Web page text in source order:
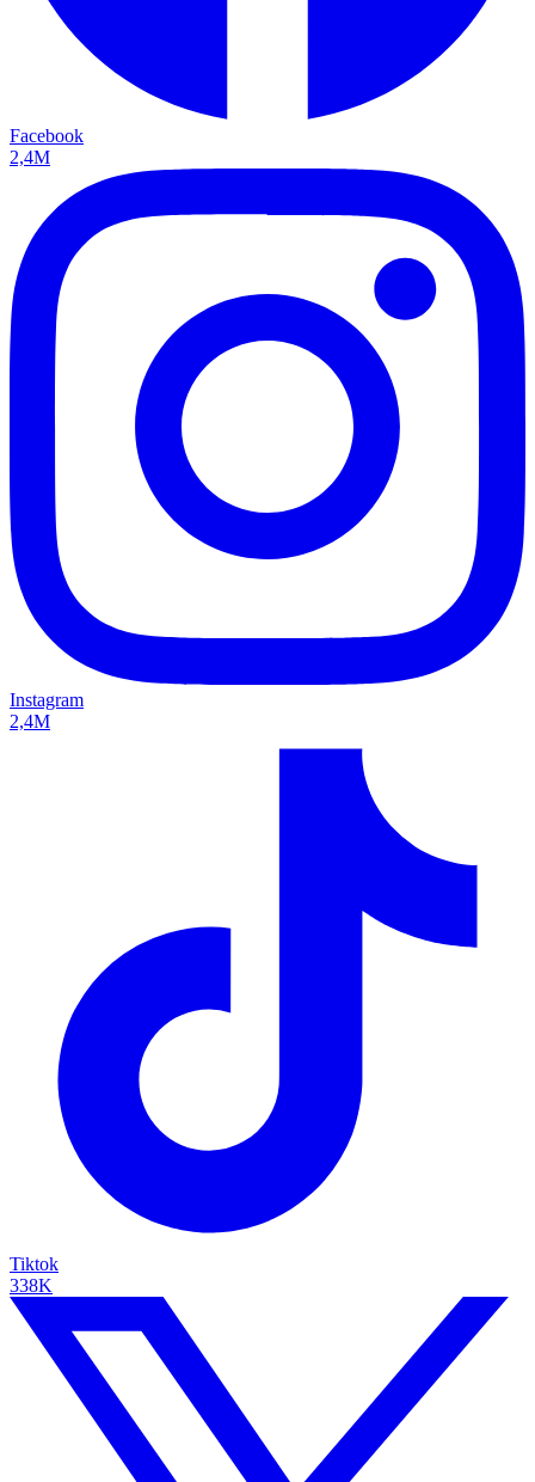
Facebook
2,4M
Instagram
2,4M
Tiktok
338K